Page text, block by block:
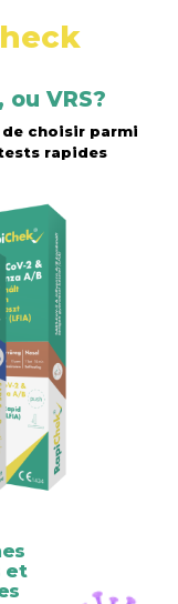
ou VRS?
de choisir parmi
rapides
et